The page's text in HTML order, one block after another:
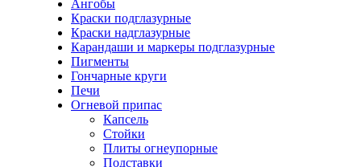
Ангобы
Краски подглазурные
Краски надглазурные
Карандаши и маркеры подглазурные
Пигменты
Гончарные круги
Печи
Огневой припас
Капсель
Стойки
Плиты огнеупорные
Подставки